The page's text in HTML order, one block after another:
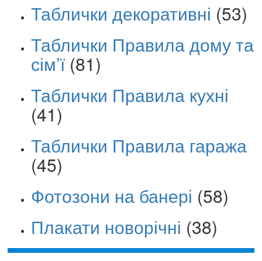
Таблички декоративні (53)
Таблички Правила дому та
сім’ї (81)
Таблички Правила кухні
(41)
Таблички Правила гаража
(45)
Фотозони на банері (58)
Плакати новорічні (38)